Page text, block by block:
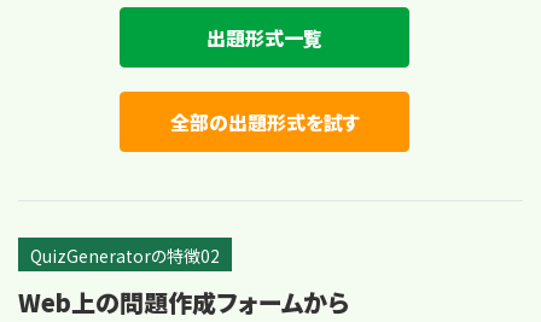
出題形式一覧
全部の出題形式を試す
QuizGeneratorの特徴02
Web上の問題作成フォームから